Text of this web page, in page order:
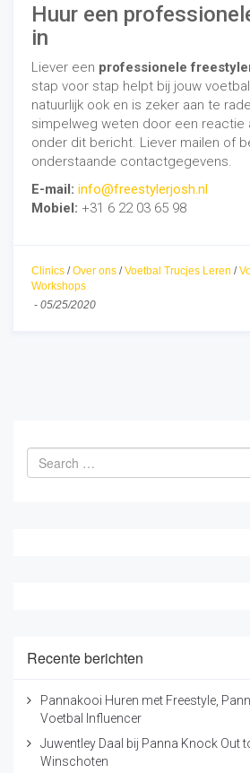
Huur een
in
Liever een professionele
stap voor stap helpt bij jouw
natuurlijk ook en is zeker aan te
simpelweg weten door een reactie
onder dit bericht. Liever mailen of
onderstaande contactgegevens.
E-mail: info@freestylerjosh.nl
Mobiel: +31 6 22 03 65 98
Clinics /Over ons /Voetbal Trucjes Leren /
Workshops
- 05/25/2020
Recente berichten
Pannakooi Huren met Freestyle,
Voetbal Influencer
Juwentley Daal bij Panna Knock Out
Winschoten